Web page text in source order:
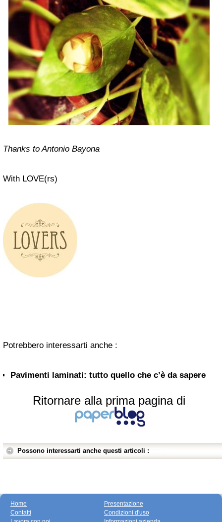
Thanks to Antonio Bayona
With LOVE(rs)
Potrebbero interessarti anche :
Pavimenti laminati: tutto quello che c’è da sapere
Ritornare alla prima pagina di
Possono interessarti anche questi articoli :
Home
Contatti
Presentazione
Condizioni d'uso